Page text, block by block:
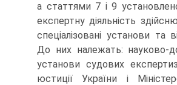
а статтями 7 і 9
експертну дiяльнiсть
спецiалiзованi установи та
До них належать: науково-
установи судових
юстицiї України i